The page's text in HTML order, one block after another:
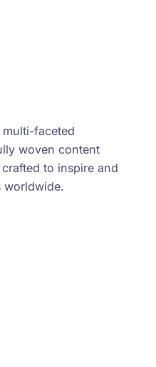
faceted
woven content
to inspire and
worldwide.